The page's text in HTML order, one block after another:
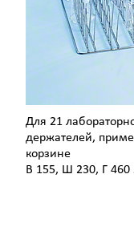
Для 21
держателей,
корзине
В 155, Ш 230, Г